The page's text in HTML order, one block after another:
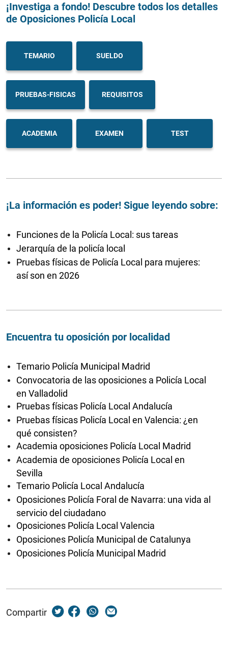
¡Investiga a fondo! Descubre todos los detalles
de Oposiciones Policía Local
TEMARIO SUELDO
PRUEBAS-FISICAS REQUISITOS
ACADEMIA EXAMEN TEST
¡La información es poder! Sigue leyendo sobre:
Funciones de la Policía Local: sus tareas
Jerarquía de la policía local
Pruebas físicas de Policía Local para mujeres:
así son en 2026
Encuentra tu oposición por localidad
Temario Policía Municipal Madrid
Convocatoria de las oposiciones a Policía Local
en Valladolid
Pruebas físicas Policía Local Andalucía
Pruebas físicas Policía Local en Valencia: ¿en
qué consisten?
Academia oposiciones Policía Local Madrid
Academia de oposiciones Policía Local en
Sevilla
Temario Policía Local Andalucía
Oposiciones Policía Foral de Navarra: una vida al
servicio del ciudadano
Oposiciones Policía Local Valencia
Oposiciones Policía Municipal de Catalunya
Oposiciones Policía Municipal Madrid
Compartir